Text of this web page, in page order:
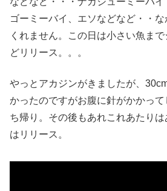
ゴーミーバイ、エソなどなど・・
くれません。この日は小さい魚ま
どリリース。。。
やっとアカジンがきましたが、
かったのですがお腹に針がかかっ
ち帰り。その後もあれこれあたり
はリリース。